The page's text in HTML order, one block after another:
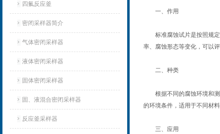
四氟反应釜
密闭采样器简介
气体密闭采样器
液体密闭采样器
固体密闭采样器
固、液混合密闭采样器
反应釜采样器
一、作用
标准腐蚀试片是按照规定
率、腐蚀形态等变化，可以
二、种类
根据不同的腐蚀环境和测
的环境条件，适用于不同材
三、应用